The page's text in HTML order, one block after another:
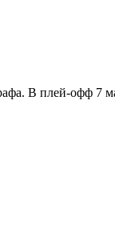
В плей-офф 7